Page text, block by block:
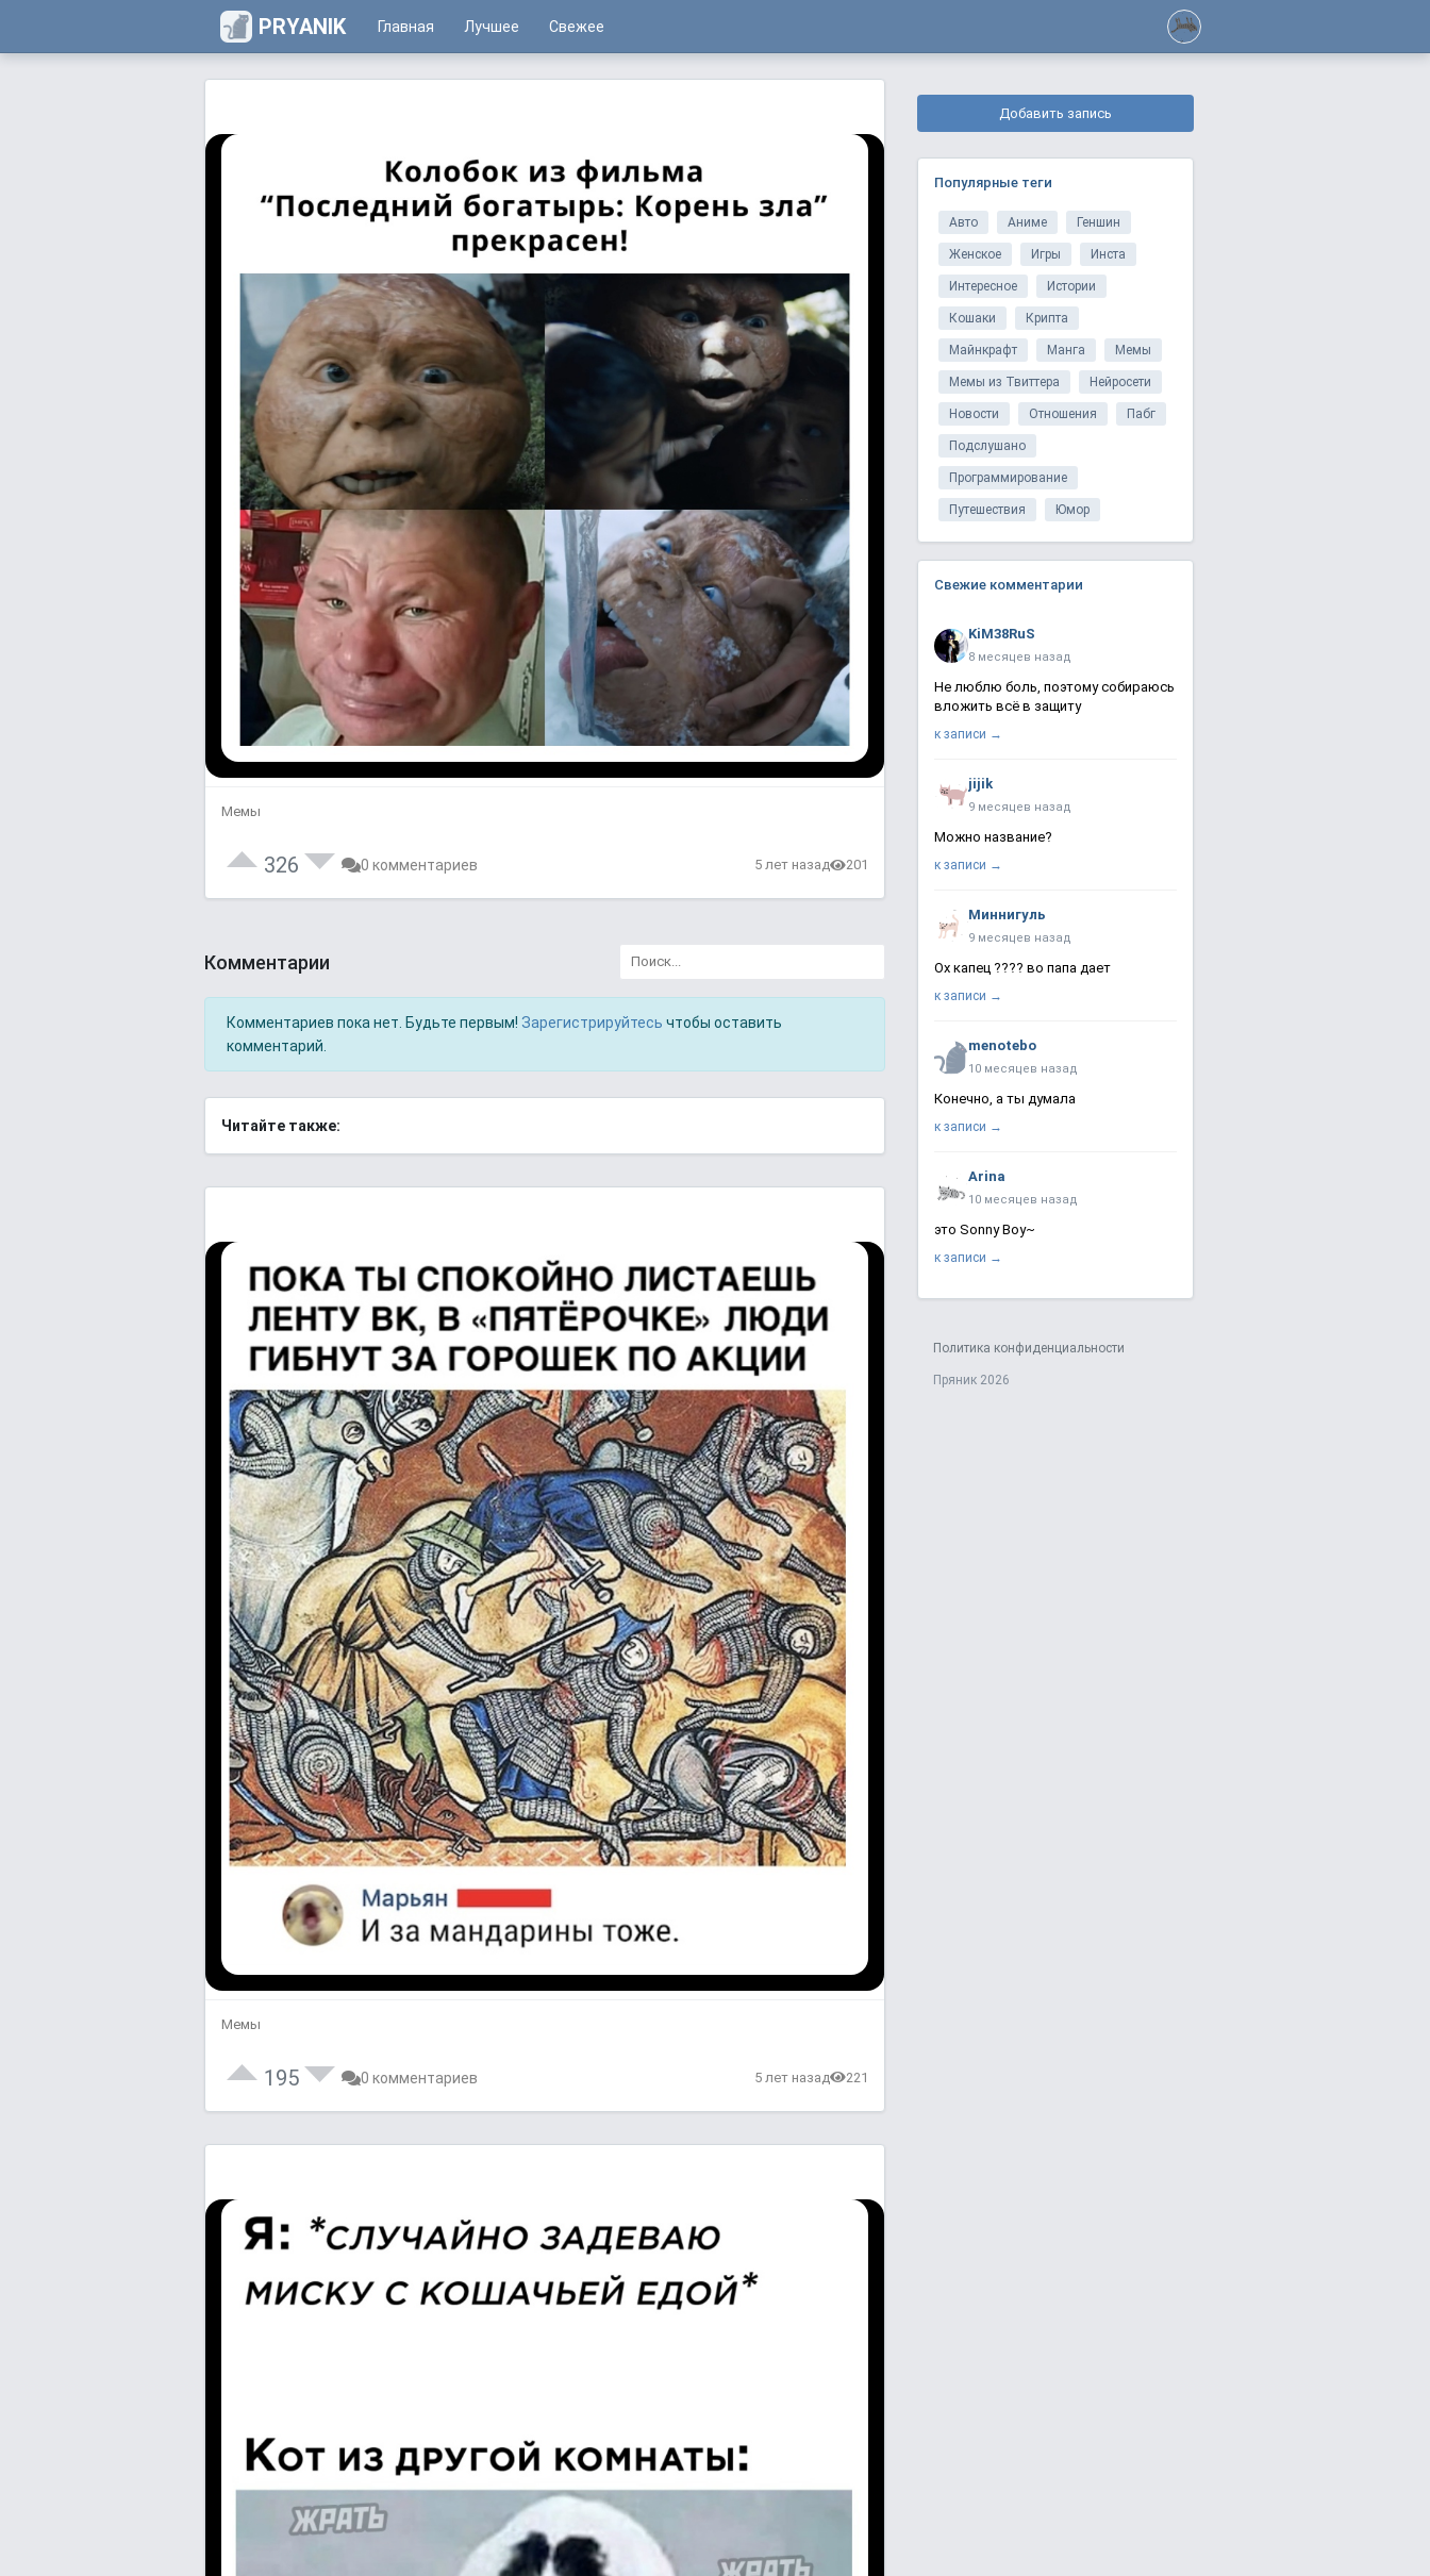
PRYANIK Главная Лучшее Свежее
Мемы
326 0 комментариев 5 лет назад 201
Комментарии
Комментариев пока нет. Будьте первым! Зарегистрируйтесь чтобы оставить
комментарий.
Читайте также:
Мемы
195 0 комментариев 5 лет назад 221
Добавить запись
Популярные теги
Авто Аниме Геншин
Женское Игры Инста
Интересное Истории
Кошаки Крипта
Майнкрафт Манга Мемы
Мемы из Твиттера Нейросети
Новости Отношения Пабг
Подслушано
Программирование
Путешествия Юмор
Свежие комментарии
KiM38RuS
8 месяцев назад
Не люблю боль, поэтому собираюсь
вложить всё в защиту
к записи →
jijik
9 месяцев назад
Можно название?
к записи →
Миннигуль
9 месяцев назад
Ох капец ???? во папа дает
к записи →
menotebo
10 месяцев назад
Конечно, а ты думала
к записи →
Arina
10 месяцев назад
это Sonny Boy~
к записи →
Политика конфиденциальности
Пряник 2026